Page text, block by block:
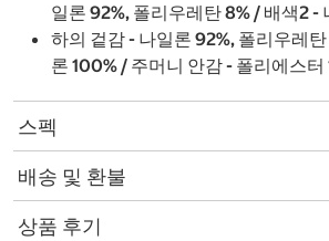
일론 92%, 폴리우레탄 8% / 배색2 -
하의 겉감 - 나일론 92%, 폴리우레
론 100% / 주머니 안감 - 폴리에스
스펙
배송 및 환불
상품 후기